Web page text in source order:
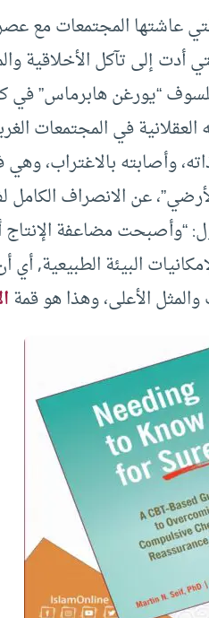
عاشتها المجتمعات مع
أدت إلى تآكل الأخلاقية
“يورغن هابرماس” في
العقلانية في المجتمعات
وأصابته بالاغتراب، وهي
عن الانصراف الكامل
“وأصبحت مضاعفة الإنتاج
البيئة الطبيعية, أي
الأعلى، وهذا هو قمة